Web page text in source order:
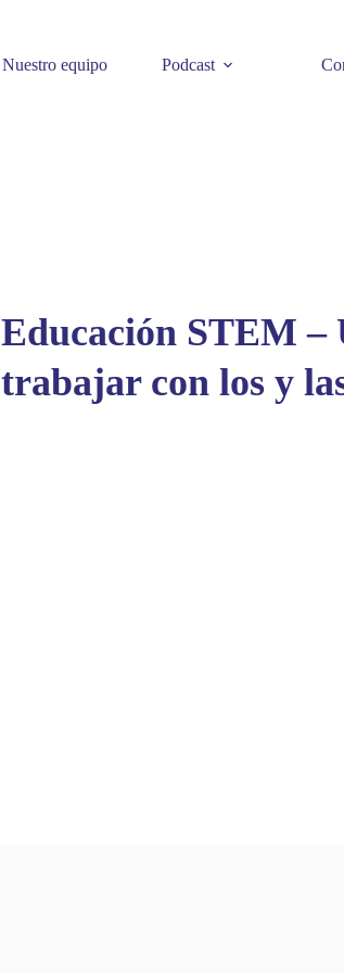
Nuestro equipo Podcast
Educación STEM –
trabajar con los y